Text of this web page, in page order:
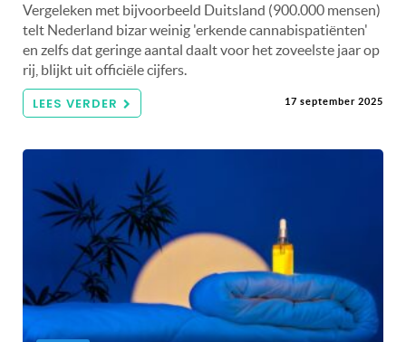
Vergeleken met bijvoorbeeld Duitsland (900.000 mensen)
telt Nederland bizar weinig 'erkende cannabispatiënten'
en zelfs dat geringe aantal daalt voor het zoveelste jaar op
rij, blijkt uit officiële cijfers.
LEES VERDER 17 september 2025